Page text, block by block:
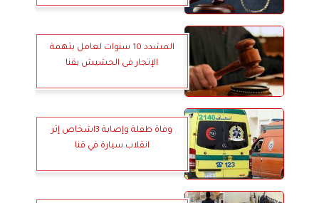
المشدد 10 سنوات لعامل بتهمة
الإتجار فى الحشيش بقنا
وفاة طفلة وإصابة 3اشخاص إثر
انقلاب سيارة في قنا